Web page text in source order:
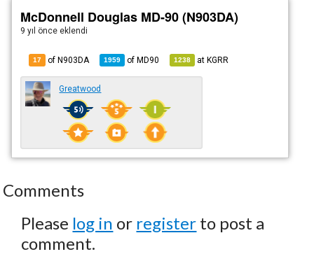
McDonnell Douglas MD-90 (N903DA)
9 yıl önce eklendi
17 of N903DA 1959 ofMD90 1238 atKGRR
Greatwood
Comments
Please log in or register to post a
comment.